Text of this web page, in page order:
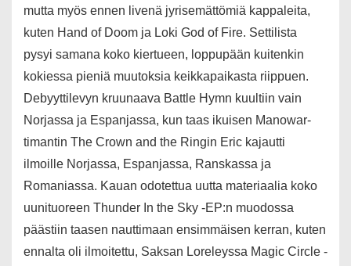
mutta myös ennen livenä jyrisemättömiä kappaleita,
kuten Hand of Doom ja Loki God of Fire. Settilista
pysyi samana koko kiertueen, loppupään kuitenkin
kokiessa pieniä muutoksia keikkapaikasta riippuen.
Debyyttilevyn kruunaava Battle Hymn kuultiin vain
Norjassa ja Espanjassa, kun taas ikuisen Manowar-
timantin The Crown and the Ringin Eric kajautti
ilmoille Norjassa, Espanjassa, Ranskassa ja
Romaniassa. Kauan odotettua uutta materiaalia koko
uunituoreen Thunder In the Sky -EP:n muodossa
päästiin taasen nauttimaan ensimmäisen kerran, kuten
ennalta oli ilmoitettu, Saksan Loreleyssa Magic Circle -